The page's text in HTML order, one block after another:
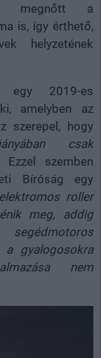
megnőtt a
is, így érthető,
helyzetének
egy 2019-es
amelyben az
szerepel, hogy
csak
Ezzel szemben
Bíróság egy
roller
meg, addig
gyalogosokra
nem